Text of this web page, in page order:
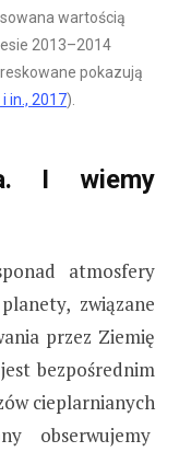
wartością
2013–2014
pokazują
in., 2017).
I wiemy
atmosfery
związane
przez Ziemię
bezpośrednim
cieplarnianych
obserwujemy